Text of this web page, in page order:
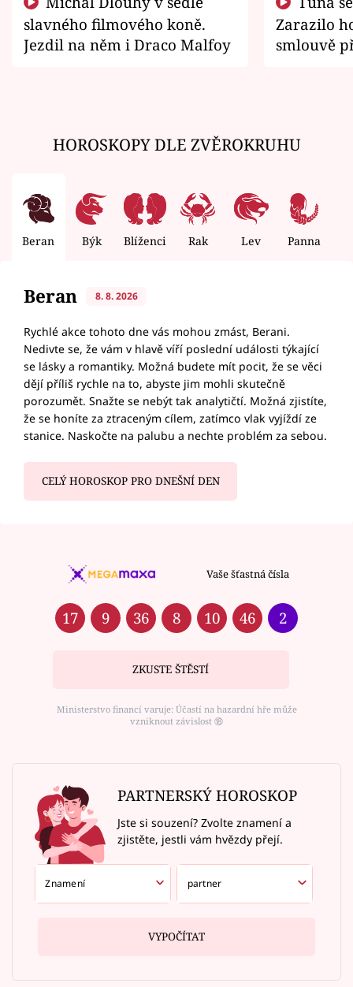
slavného filmového koně.
Jezdil na něm i Draco Malfoy
Zarazilo
smlouvě
HOROSKOPY DLE ZVĚROKRUHU
Beran Býk Blíženci Rak Lev Panna
Beran 8. 8. 2026
Rychlé akce tohoto dne vás mohou zmást, Berani.
Nedivte se, že vám v hlavě víří poslední události týkající
se lásky a romantiky. Možná budete mít pocit, že se věci
dějí příliš rychle na to, abyste jim mohli skutečně
porozumět. Snažte se nebýt tak analytičtí. Možná zjistíte,
že se honíte za ztraceným cílem, zatímco vlak vyjíždí ze
stanice. Naskočte na palubu a nechte problém za sebou.
CELÝ HOROSKOP PRO DNEŠNÍ DEN
Vaše šťastná čísla
17 9 36 8 10 46 2
ZKUSTE ŠTĚSTÍ
Ministerstvo financí varuje: Účastí na hazardní hře může
vzniknout závislost ⑱
PARTNERSKÝ HOROSKOP
Jste si souzení? Zvolte znamení a
zjistěte, jestli vám hvězdy přejí.
VYPOČÍTAT